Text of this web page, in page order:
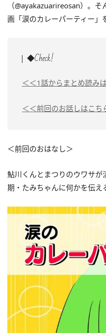
（@ayakazuarireosan）。
画「涙のカレーパーティー」
◆Check!
＜＜1話からまとめ読み
＜＜前回のお話しはこち
＜前回のおはなし＞
鮎川くんとまつりのウワサ
期・たみちゃんに何かを伝え